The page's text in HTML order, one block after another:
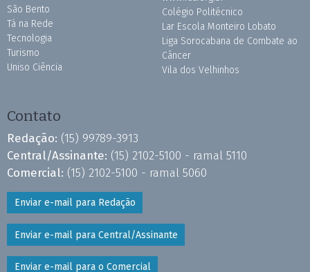
São Bento
Tá na Rede
Tecnologia
Turismo
Uniso Ciência
Colégio Politécnico
Lar Escola Monteiro Lobato
Liga Sorocabana de Combate ao
Câncer
Vila dos Velhinhos
Contato
Redação: (15) 99789-3913
Central/Assinante: (15) 2102-5100 - ramal 5110
Comercial: (15) 2102-5100 - ramal 5060
Enviar e-mail para Redação
Enviar e-mail para Central/Assinante
Enviar e-mail para o Comercial